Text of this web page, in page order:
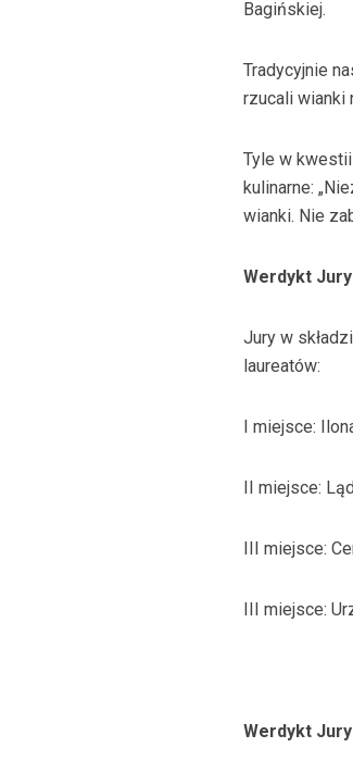
Bagińskiej.
Tradycyjnie
rzucali wianki
Tyle w
kulinarne:
wianki. Nie
Werdykt Jury
Jury w
laureatów:
I miejsce:
II miejsce:
III miejsce:
III miejsce:
Werdykt Jury